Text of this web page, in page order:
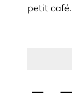
petit café.